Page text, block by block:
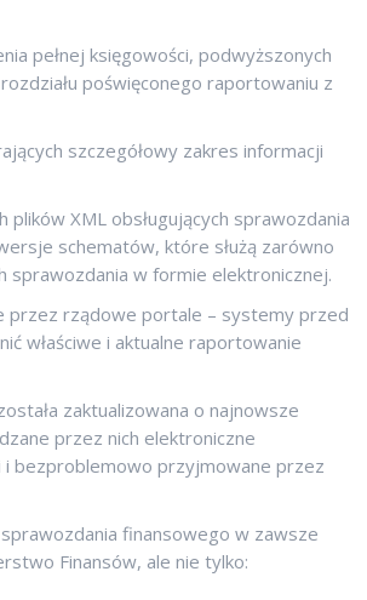
pełnej księgowości, podwyższonych
poświęconego raportowaniu z
szczegółowy zakres informacji
XML obsługujących sprawozdania
schematów, które służą zarówno
sprawozdania w formie elektronicznej.
przez rządowe portale – systemy przed
właściwe i aktualne raportowanie
zaktualizowana o najnowsze
przez nich elektroniczne
i bezproblemowo przyjmowane przez
finansowego w zawsze
Finansów, ale nie tylko: